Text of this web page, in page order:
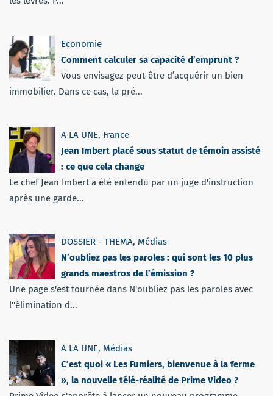
Economie
Comment calculer sa capacité d’emprunt ?
Vous envisagez peut-être d’acquérir un bien
immobilier. Dans ce cas, la pré...
A LA UNE, France
Jean Imbert placé sous statut de témoin assisté
: ce que cela change
Le chef Jean Imbert a été entendu par un juge d'instruction
après une garde...
DOSSIER - THEMA, Médias
N’oubliez pas les paroles : qui sont les 10 plus
grands maestros de l’émission ?
Une page s'est tournée dans N'oubliez pas les paroles avec
l''élimination d...
A LA UNE, Médias
C’est quoi « Les Fumiers, bienvenue à la ferme
», la nouvelle télé-réalité de Prime Video ?